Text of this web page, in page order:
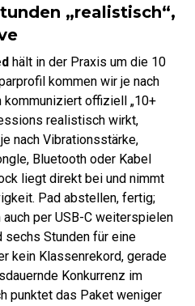
„realistisch“,
hält in der Praxis um die 10
kommen wir je nach
kommuniziert offiziell „10+
realistisch wirkt,
nach Vibrationsstärke,
Bluetooth oder Kabel
liegt direkt bei und nimmt
Pad abstellen, fertig;
per USB-C weiterspielen
sechs Stunden für eine
kein Klassenrekord, gerade
Konkurrenz im
punktet das Paket weniger